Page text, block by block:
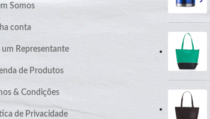
Somos
conta
um Representante
de Produtos
& Condições
de Privacidade